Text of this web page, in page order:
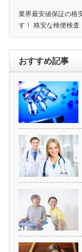
業界最安値保証の格
す！ 格安な検便検査
おすすめ記事